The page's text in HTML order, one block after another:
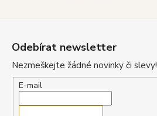
Odebírat newsletter
Nezmeškejte žádné novinky či slevy!
E-mail